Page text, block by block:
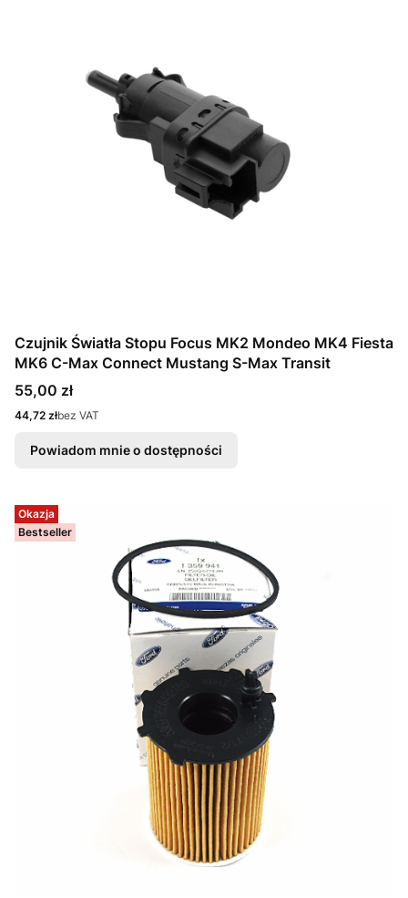
Czujnik Światła Stopu Focus MK2 Mondeo MK4 Fiesta
MK6 C-Max Connect Mustang S-Max Transit
Cena
55,00 zł
Cena
44,72 złbez VAT
Powiadom mnie o dostępności
Okazja
Bestseller